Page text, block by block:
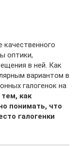
оптики,
в ней. Как
вариантом в
галогенок на
как
понимать, что
галогенки